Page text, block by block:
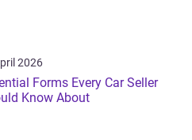
2026
Forms Every Car Seller
Know About